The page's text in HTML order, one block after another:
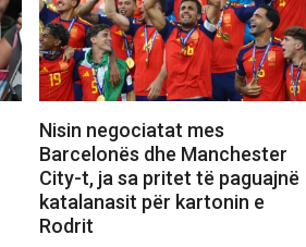
Nisin negociatat mes
Barcelonës dhe Manchester
City-t, ja sa pritet të paguajnë
katalanasit për kartonin e
Rodrit